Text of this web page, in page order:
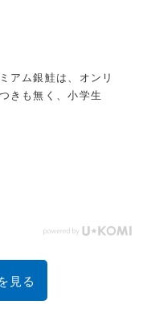
もう食べ飽きてしま
トにたどり着いて
見る